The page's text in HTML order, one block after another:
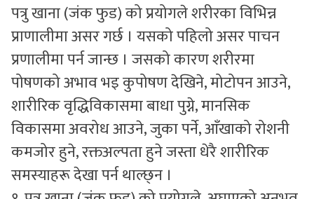
सुचनाहरु
स्वास्थ्य
भिडियो
पत्रु खाना (जंक फुड) को प्रयोगले शरीरका विभिन्न
प्राणालीमा असर गर्छ । यसको पहिलो असर पाचन
प्रणालीमा पर्न जान्छ । जसको कारण शरीरमा
पोषणको अभाव भइ कुपोषण देखिने, मोटोपन आउने,
शारीरिक वृद्धिविकासमा बाधा पुग्ने, मानसिक
विकासमा अवरोध आउने, जुका पर्ने, आँखाको रोशनी
कमजोर हुने, रक्तअल्पता हुने जस्ता धेरै शारीरिक
समस्याहरू देखा पर्न थाल्छ्न ।